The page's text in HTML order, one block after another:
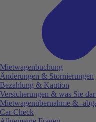
Mietwagenbuchung
Änderungen & Stornierungen
Bezahlung & Kaution
Versicherungen & was Sie
Mietwagenübernahme & -
Car Check